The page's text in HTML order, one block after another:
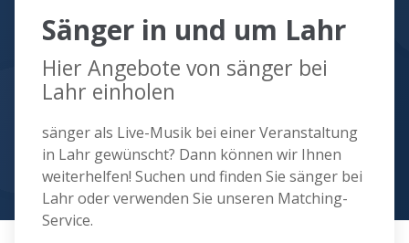
Sänger in und um Lahr
Hier Angebote von sänger bei
Lahr einholen
sänger als Live-Musik bei einer Veranstaltung
in Lahr gewünscht? Dann können wir Ihnen
weiterhelfen! Suchen und finden Sie sänger bei
Lahr oder verwenden Sie unseren Matching-
Service.